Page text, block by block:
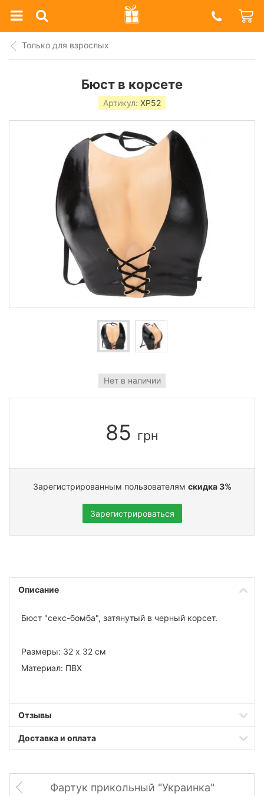
Prazdnik
Shop
Только для взрослых
Бюст в корсете
Артикул: XP52
Нет в наличии
85 грн
Зарегистрированным пользователям скидка 3%
Зарегистрироваться
Описание
Бюст "секс-бомба", затянутый в черный корсет.
Размеры: 32 х 32 см
Материал: ПВХ
Отзывы
Доставка и оплата
Фартук прикольный "Украинка"